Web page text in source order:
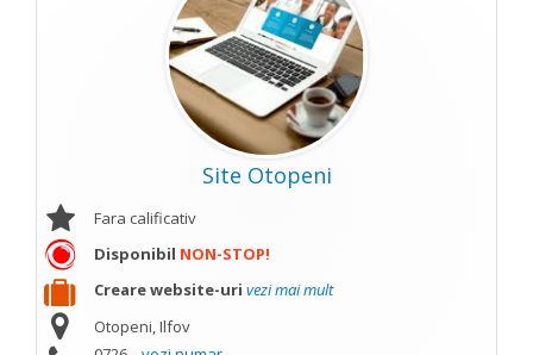
Site Otopeni
Fara calificativ
Disponibil NON-STOP!
Creare website-uri vezi mai mult
Otopeni, Ilfov